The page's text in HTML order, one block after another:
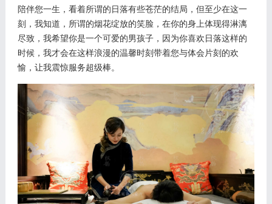
陪伴您一生，看着所谓的日落有些苍茫的结局，但至少在这一
刻，我知道，所谓的烟花绽放的笑脸，在你的身上体现得淋漓
尽致，我希望你是一个可爱的男孩子，因为你喜欢日落这样的
时候，我才会在这样浪漫的温馨时刻带着您与体会片刻的欢
愉，让我震惊服务超级棒。